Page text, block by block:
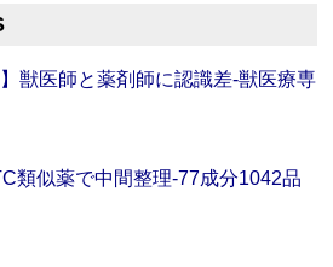
獣医師と薬剤師に認識差‐獣医療専
類似薬で中間整理‐77成分1042品